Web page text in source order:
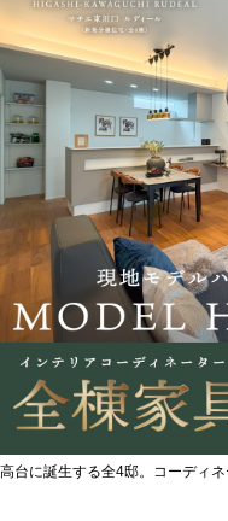
高台に誕生する全4邸。コーディ